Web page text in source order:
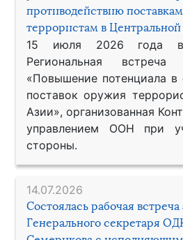
противодействию
террористам в
15 июля 2026 года
Региональная
«Повышение потенциала в
поставок оружия
Азии», организованная
управлением ООН при
стороны.
14.07.2026
Состоялась рабочая
Генерального секретаря